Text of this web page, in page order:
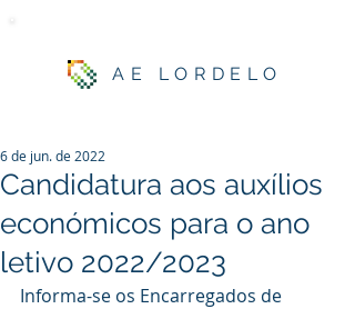
AE LORDELO
Candidatura aos auxílios
económicos para o ano
letivo 2022/2023
6 de jun. de 2022
Informa-se os Encarregados de